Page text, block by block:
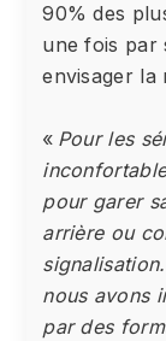
90% des
une fois par
envisager la
« Pour les
pour garer
arrière ou
nous avons
par des